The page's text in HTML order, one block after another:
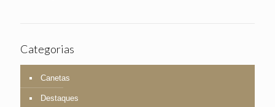
Categorias
Canetas
Destaques